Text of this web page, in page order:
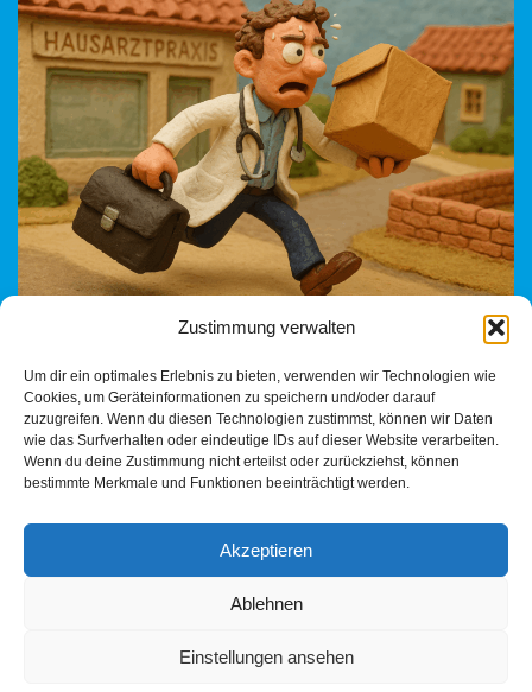
Zustimmung verwalten
Um dir ein optimales Erlebnis zu bieten, verwenden wir Technologien wie
Cookies, um Geräteinformationen zu speichern und/oder darauf
zuzugreifen. Wenn du diesen Technologien zustimmst, können wir Daten
wie das Surfverhalten oder eindeutige IDs auf dieser Website verarbeiten.
Wenn du deine Zustimmung nicht erteilst oder zurückziehst, können
bestimmte Merkmale und Funktionen beeinträchtigt werden.
Akzeptieren
Ablehnen
Einstellungen ansehen
wirtschaftliche Fehlanreize, politische Ignoranz und eine
zerstörerische Reform das Gesundheitswesen zerlegen – ein
Blick hinter die Kulissen Heilbronn…Weiterlesen »